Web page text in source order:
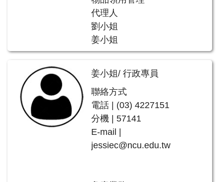
代理人
劉小姐
姜小姐
姜小姐/ 行政專員
聯絡方式
電話 | (03) 4227151
分機 | 57141
E-mail |
jessiec@ncu.edu.tw